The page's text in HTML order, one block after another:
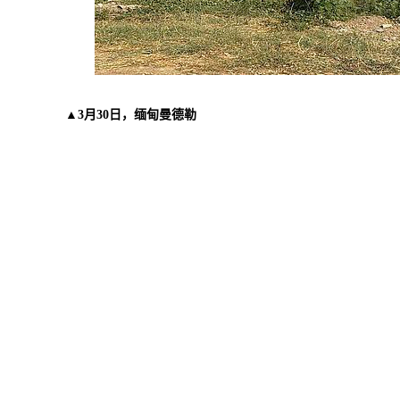
▲ 3月30日，缅甸曼德勒